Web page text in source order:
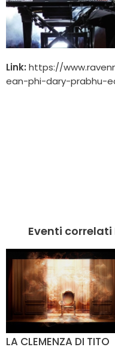
Link: https://
ean-phi-dary-prabhu-
Eventi correlati
LA CLEMENZA DI TITO